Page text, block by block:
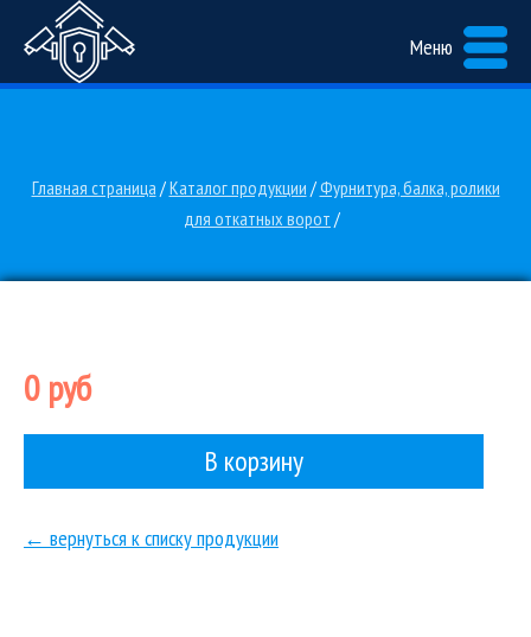
Меню
Главная страница /Каталог продукции /Фурнитура, балка, ролики
для откатных ворот /
0 руб
В корзину
← вернуться к списку продукции